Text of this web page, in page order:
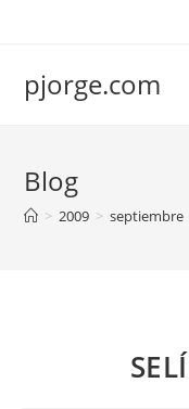
pjorge.com
Blog
> 2009 > septiembre